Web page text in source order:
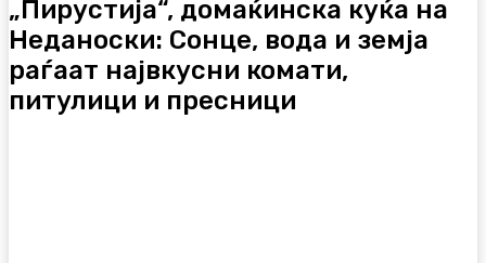
„Пирустија“, домаќинска куќа на
Неданоски: Сонце, вода и земја
раѓаат највкусни комати,
питулици и пресници